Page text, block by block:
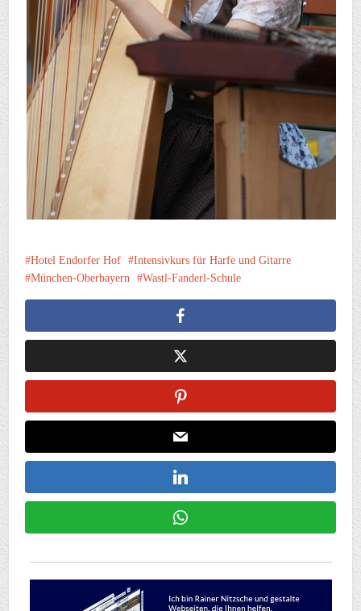
Hotel Endorfer Hof
Intensivkurs für Harfe und Gitarre
München-Oberbayern
Wastl-Fanderl-Schule